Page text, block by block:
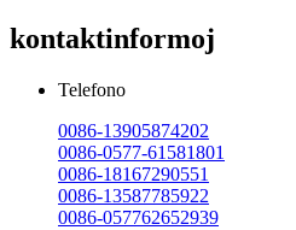
kontaktinformoj
Telefono
0086-13905874202
0086-0577-61581801
0086-18167290551
0086-13587785922
0086-057762652939